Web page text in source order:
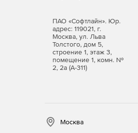
ПАО «Софтлайн». Юр.
адрес: 119021, г.
Москва, ул. Льва
Толстого, дом 5,
строение 1, этаж 3,
помещение 1, комн. №
2, 2а (А-311)
Москва